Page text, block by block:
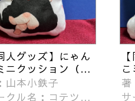
人グッズ】にゃん
ニクッション（ア
山本小鉄子
クル名：コテツコ
ラ
著
サ